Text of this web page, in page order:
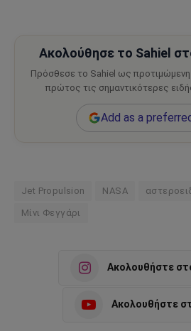
Ακολούθησε το Sahiel
Πρόσθεσε το Sahiel ως προτιμώμενη
πρώτος τις σημαντικότερες
Add as a
Jet Propulsion NASA
Μίνι Φεγγάρι
Ακολουθήστε
Ακολουθήστε